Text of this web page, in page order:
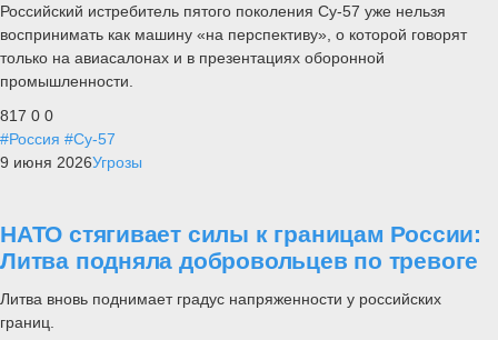
Российский истребитель пятого поколения Су-57 уже нельзя
воспринимать как машину «на перспективу», о которой говорят
только на авиасалонах и в презентациях оборонной
промышленности.
817 0 0
#Россия #Су-57
9 июня 2026Угрозы
НАТО стягивает силы к границам России:
Литва подняла добровольцев по тревоге
Литва вновь поднимает градус напряженности у российских
границ.